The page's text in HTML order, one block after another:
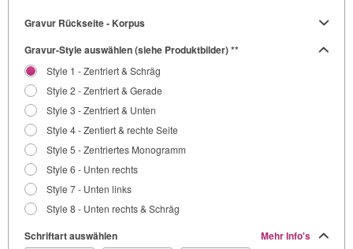
Gravur Rückseite - Korpus
Gravur-Style auswählen (siehe Produktbilder) **
Style 1 - Zentriert & Schräg
Style 2 - Zentriert & Gerade
Style 3 - Zentriert & Unten
Style 4 - Zentiert & rechte Seite
Style 5 - Zentriertes Monogramm
Style 6 - Unten rechts
Style 7 - Unten links
Style 8 - Unten rechts & Schräg
Schriftart auswählen Mehr Info's